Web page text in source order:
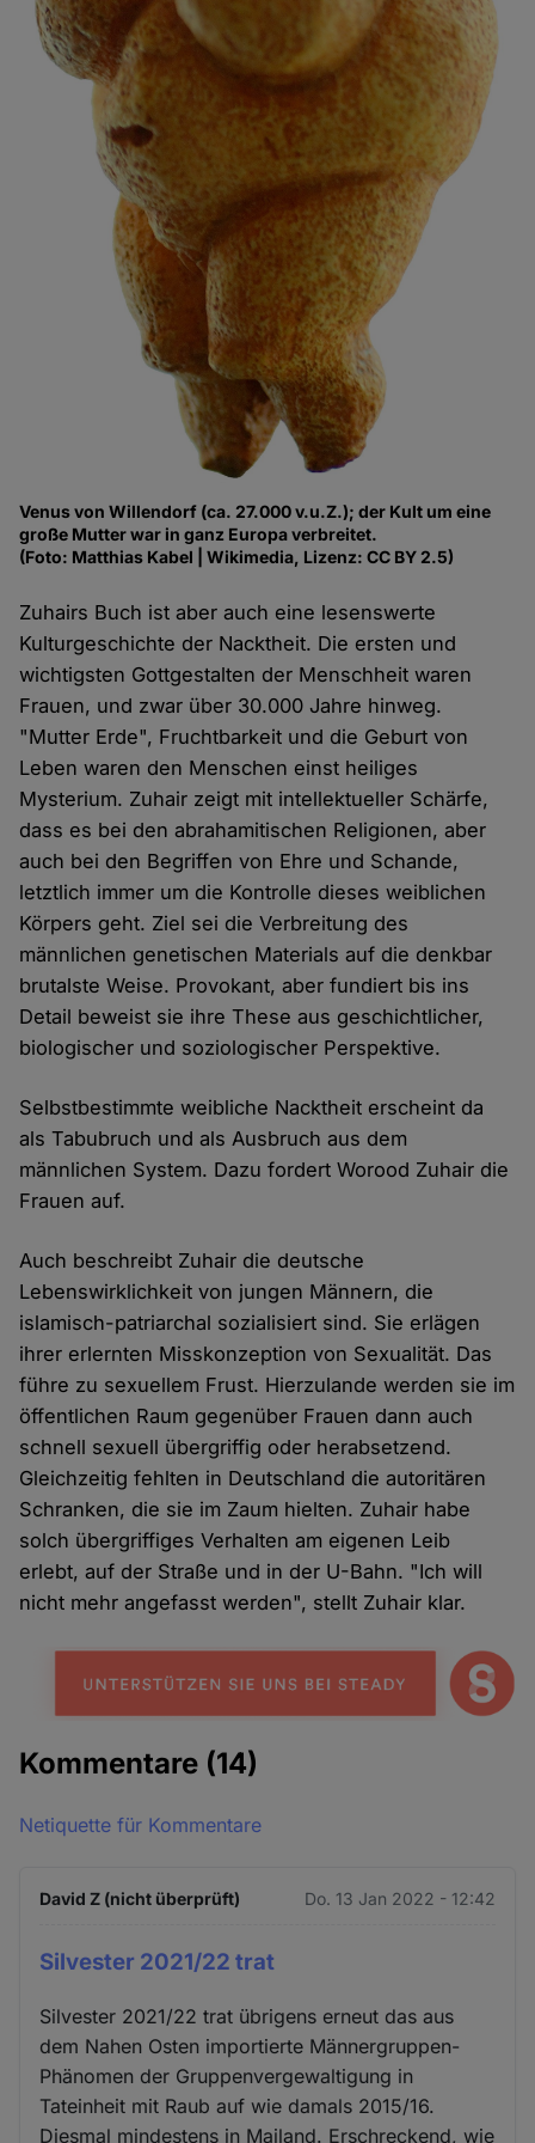
Venus von Willendorf (ca. 27.000 v.u.Z.); der Kult um eine
große Mutter war in ganz Europa verbreitet.
(Foto: Matthias Kabel | Wikimedia, Lizenz: CC BY 2.5)
Zuhairs Buch ist aber auch eine lesenswerte
Kulturgeschichte der Nacktheit. Die ersten und
wichtigsten Gottgestalten der Menschheit waren
Frauen, und zwar über 30.000 Jahre hinweg.
"Mutter Erde", Fruchtbarkeit und die Geburt von
Leben waren den Menschen einst heiliges
Mysterium. Zuhair zeigt mit intellektueller Schärfe,
dass es bei den abrahamitischen Religionen, aber
auch bei den Begriffen von Ehre und Schande,
letztlich immer um die Kontrolle dieses weiblichen
Körpers geht. Ziel sei die Verbreitung des
männlichen genetischen Materials auf die denkbar
brutalste Weise. Provokant, aber fundiert bis ins
Detail beweist sie ihre These aus geschichtlicher,
biologischer und soziologischer Perspektive.
Selbstbestimmte weibliche Nacktheit erscheint da
als Tabubruch und als Ausbruch aus dem
männlichen System. Dazu fordert Worood Zuhair die
Frauen auf.
Auch beschreibt Zuhair die deutsche
Lebenswirklichkeit von jungen Männern, die
islamisch-patriarchal sozialisiert sind. Sie erlägen
ihrer erlernten Misskonzeption von Sexualität. Das
führe zu sexuellem Frust. Hierzulande werden sie im
öffentlichen Raum gegenüber Frauen dann auch
schnell sexuell übergriffig oder herabsetzend.
Gleichzeitig fehlten in Deutschland die autoritären
Schranken, die sie im Zaum hielten. Zuhair habe
solch übergriffiges Verhalten am eigenen Leib
erlebt, auf der Straße und in der U-Bahn. "Ich will
nicht mehr angefasst werden", stellt Zuhair klar.
Kommentare (14)
Netiquette für Kommentare
David Z (nicht überprüft) Do. 13 Jan 2022 - 12:42
Silvester 2021/22 trat
Silvester 2021/22 trat übrigens erneut das aus
dem Nahen Osten importierte Männergruppen-
Phänomen der Gruppenvergewaltigung in
Tateinheit mit Raub auf wie damals 2015/16.
Diesmal mindestens in Mailand. Erschreckend, wie